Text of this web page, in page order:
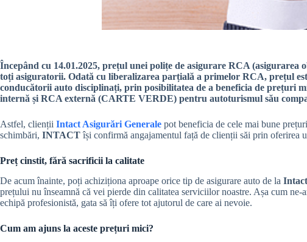
Începând cu 14.01.2025, prețul unei polițe de asigurare RCA
toți asiguratorii. Odată cu liberalizarea parțială a primelor RCA, prețul
conducătorii auto disciplinați, prin posibilitatea de a beneficia de prețuri
internă și RCA externă (CARTE VERDE) pentru autoturismul său
Astfel, clienții Intact Asigurări Generale pot beneficia de cele mai bune
schimbări, INTACTîși confirmă angajamentul față de clienții săi prin oferirea
Preț cinstit, fără sacrificii la calitate
De acum înainte, poți achiziționa aproape orice tip de asigurare auto de la
prețului nu înseamnă că vei pierde din calitatea serviciilor noastre. Așa cum
echipă profesionistă, gata să îți ofere tot ajutorul de care ai nevoie.
Cum am ajuns la aceste prețuri mici?